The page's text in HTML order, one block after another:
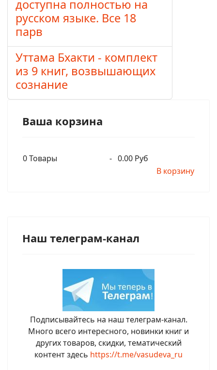
доступна полностью на
русском языке. Все 18
парв
Уттама Бхакти - комплект
из 9 книг, возвышающих
сознание
Ваша корзина
0Товары - 0.00 Руб
В корзину
Наш телеграм-канал
Подписывайтесь на наш телеграм-канал.
Много всего интересного, новинки книг и
других товаров, скидки, тематический
контент здесь https://t.me/vasudeva_ru